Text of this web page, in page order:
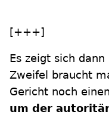
[+++]
Es zeigt sich
Zweifel braucht
Gericht noch
um der